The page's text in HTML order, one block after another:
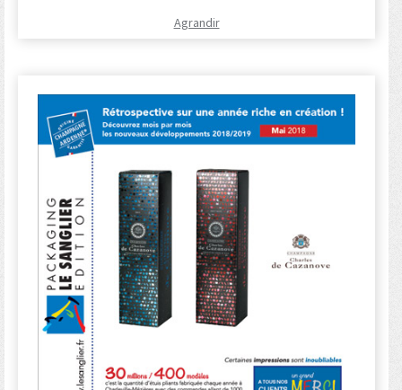
Agrandir